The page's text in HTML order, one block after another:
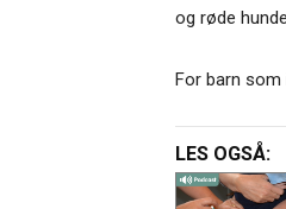
og røde
For barn som
LES OGSÅ: